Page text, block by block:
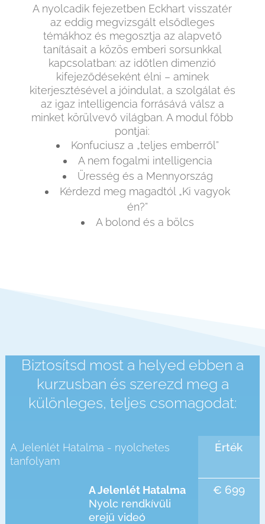
A nyolcadik fejezetben Eckhart visszatér
az eddig megvizsgált elsődleges
témákhoz és megosztja az alapvető
tanításait a közös emberi sorsunkkal
kapcsolatban: az időtlen dimenzió
kifejeződéseként élni – aminek
kiterjesztésével a jóindulat, a szolgálat és
az igaz intelligencia forrásává válsz a
minket körülvevő világban. A modul főbb
pontjai:
Konfuciusz a „teljes emberről”
A nem fogalmi intelligencia
Üresség és a Mennyország
Kérdezd meg magadtól „Ki vagyok
én?”
A bolond és a bölcs
Biztosítsd most a helyed ebben a
kurzusban és szerezd meg a
különleges, teljes csomagodat:
A Jelenlét Hatalma - nyolchetes
tanfolyam
Érték
A Jelenlét Hatalma
Nyolc rendkívüli
erejű videó
€ 699